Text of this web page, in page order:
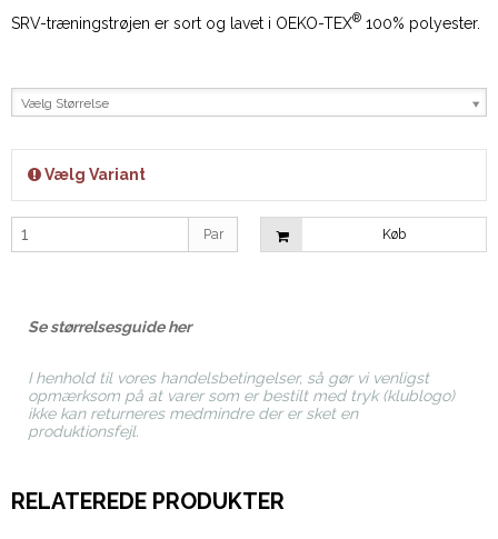
SRV-træningstrøjen er sort og lavet i OEKO-TEX® 100% polyester.
Vælg Størrelse
Vælg Variant
Par Køb
Se størrelsesguide her
I henhold til vores handelsbetingelser, så gør vi venligst
opmærksom på at varer som er bestilt med tryk (klublogo)
ikke kan returneres medmindre der er sket en
produktionsfejl.
RELATEREDE PRODUKTER